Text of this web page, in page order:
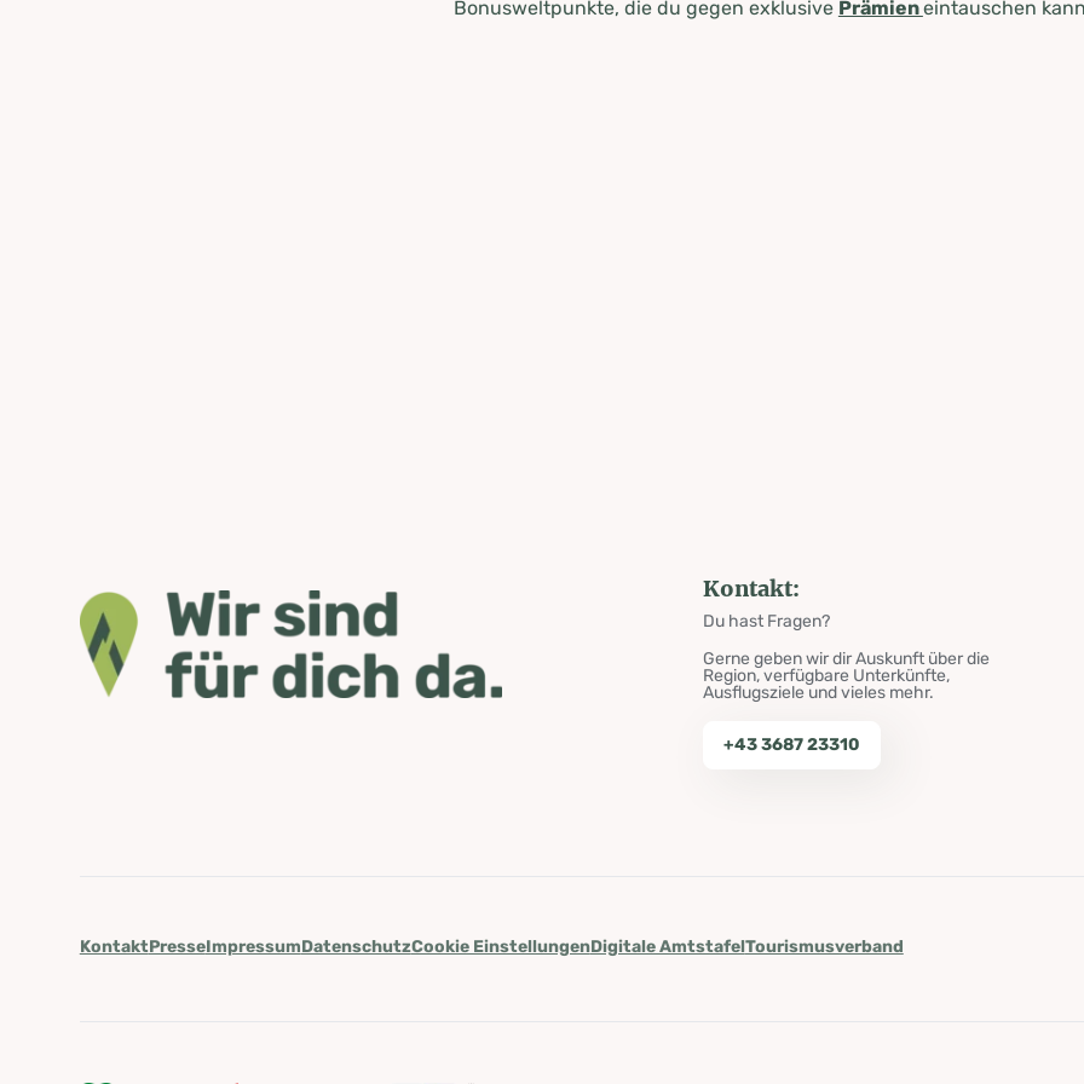
Bonusweltpunkte, die du gegen exklusive Prämieneintauschen
Kontakt:
Du hast Fragen?
Gerne geben wir dir Auskunft über die
Region, verfügbare Unterkünfte,
Ausflugsziele und vieles mehr.
+43 3687 23310
KontaktPresseImpressumDatenschutzCookie EinstellungenDigitale AmtstafelTourismusverband